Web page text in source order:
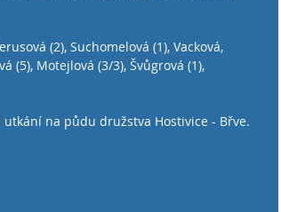
(2), Suchomelová (1), Vacková,
(5), Motejlová (3/3), Švůgrová (1),
na půdu družstva Hostivice - Břve.